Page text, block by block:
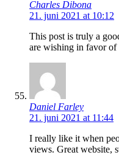
Charles Dibona
21. juni 2021 at 10:12
This post is truly a
are wishing in favor of
Daniel Farley
21. juni 2021 at 11:44
I really like it when
views. Great website,